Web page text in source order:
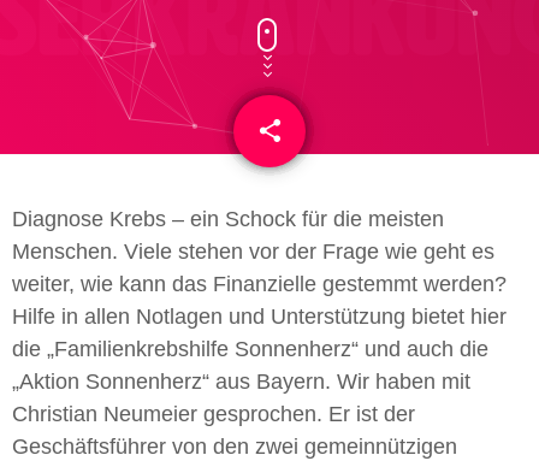
share
email
Diagnose Krebs – ein Schock für die meisten
Menschen. Viele stehen vor der Frage wie geht es
weiter, wie kann das Finanzielle gestemmt werden?
Hilfe in allen Notlagen und Unterstützung bietet hier
die „Familienkrebshilfe Sonnenherz“ und auch die
„Aktion Sonnenherz“ aus Bayern. Wir haben mit
Christian Neumeier gesprochen. Er ist der
Geschäftsführer von den zwei gemeinnützigen